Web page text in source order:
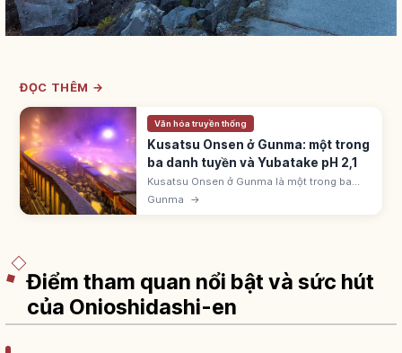
ĐỌC THÊM →
Văn hóa truyền thống
Kusatsu Onsen ở Gunma: một trong
ba danh tuyền và Yubatake pH 2,1
Kusatsu Onsen ở Gunma là một trong ba
danh tuyền Nhật Bản. Lưu lượng tự nhiên
Gunma →
Điểm tham quan nổi bật và sức hút
của Onioshidashi-en